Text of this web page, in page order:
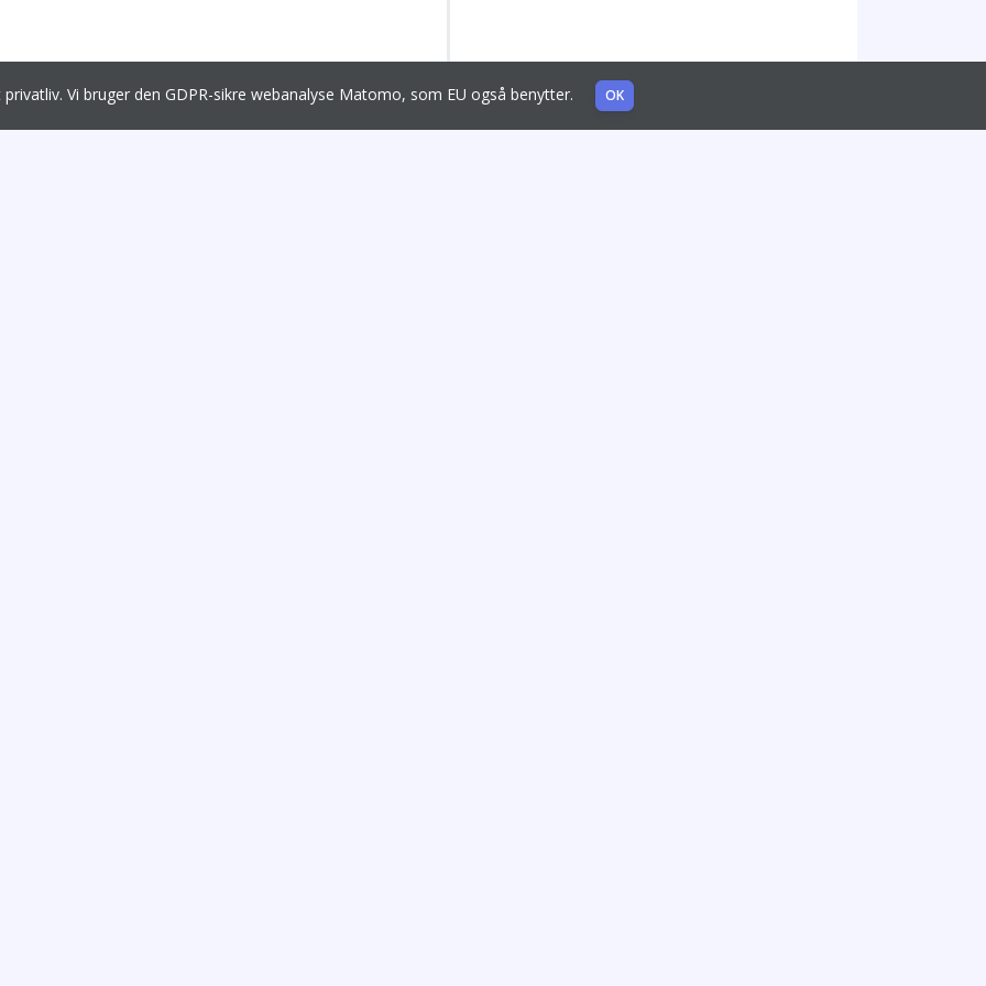
Vi bruger den GDPR-sikre webanalyse Matomo, som EU også benytter. OK